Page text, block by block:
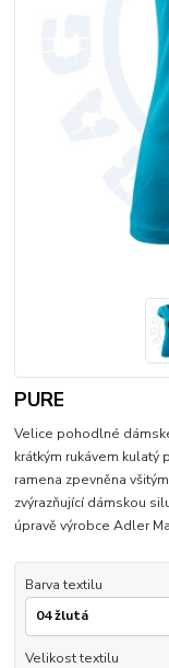
PURE
Velice pohodlné
krátkým rukávem kulatý
ramena zpevněna
zvýrazňující dámskou
úpravě výrobce Adler
Barva textilu
Velikost textilu